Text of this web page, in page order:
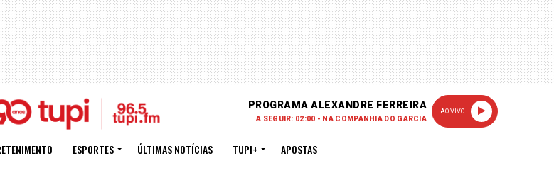
PROGRAMA ALEXANDRE FERREIRA
A SEGUIR: 02:00 - NA COMPANHIA DO GARCIA
AO VIVO
ESPORTES ÚLTIMAS NOTÍCIAS TUPI+ APOSTAS